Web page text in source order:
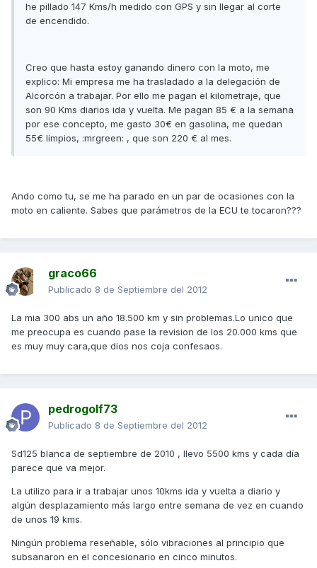
he pillado 147 Kms/h medido con GPS y sin llegar al corte
de encendido.
Creo que hasta estoy ganando dinero con la moto, me
explico: Mi empresa me ha trasladado a la delegación de
Alcorcón a trabajar. Por ello me pagan el kilometraje, que
son 90 Kms diarios ida y vuelta. Me pagan 85 € a la semana
por ese concepto, me gasto 30€ en gasolina, me quedan
55€ limpios, :mrgreen: , que son 220 € al mes.
Ando como tu, se me ha parado en un par de ocasiones con la
moto en caliente. Sabes que parámetros de la ECU te tocaron???
graco66
Publicado 8 de Septiembre del 2012
La mia 300 abs un año 18.500 km y sin problemas.Lo unico que
me preocupa es cuando pase la revision de los 20.000 kms que
es muy muy cara,que dios nos coja confesaos.
pedrogolf73
Publicado 8 de Septiembre del 2012
Sd125 blanca de septiembre de 2010 , llevo 5500 kms y cada día
parece que va mejor.
La utilizo para ir a trabajar unos 10kms ida y vuelta a diario y
algún desplazamiento más largo entre semana de vez en cuando
de unos 19 kms.
Ningún problema reseñable, sólo vibraciones al principio que
subsanaron en el concesionario en cinco minutos.